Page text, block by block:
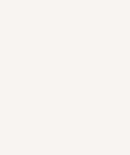
抗拒的吸
實中買下
變的永恆